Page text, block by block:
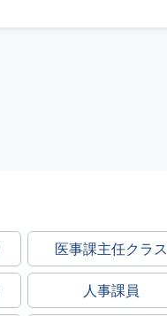
医事課主任クラス
人事課員